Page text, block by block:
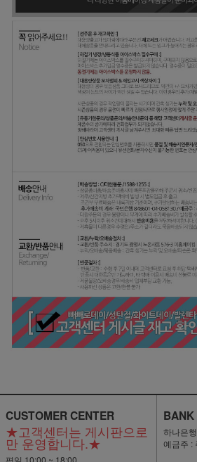
CUSTOMER CENTER
★고객센터는 게시판으로
만 운영합니다.★
BANK
하나은
예금주 :